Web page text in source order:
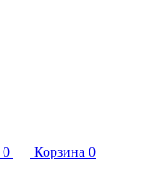
0 Корзина 0